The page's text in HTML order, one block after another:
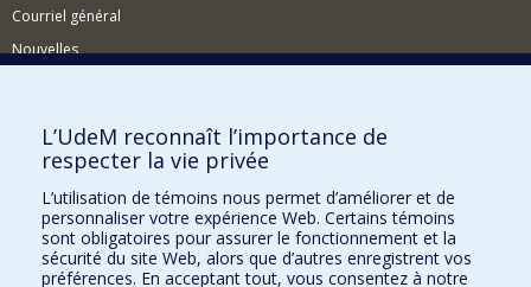
Courriel général
Nouvelles
Comment soutenir le CÉRIUM?
BESOIN D'AIDE?
Plan du site
Signaler une erreur
Accessibilité
L’UdeM reconnaît l’importance de
respecter la vie privée
L’utilisation de témoins nous permet d’améliorer et de
personnaliser votre expérience Web. Certains témoins
sont obligatoires pour assurer le fonctionnement et la
sécurité du site Web, alors que d’autres enregistrent vos
préférences. En acceptant tout, vous consentez à notre